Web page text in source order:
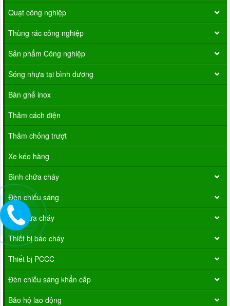
Quạt công nghiệp
Thùng rác công nghiệp
Sản phẩm Công nghiệp
Sóng nhựa tại bình dương
Bàn ghế inox
Thảm cách điện
Thảm chống trượt
Xe kéo hàng
Bình chữa cháy
Đèn chiếu sáng
Vòi chữa cháy
Thiết bị báo cháy
Thiết bị PCCC
Đèn chiếu sáng khẩn cấp
Bảo hộ lao động